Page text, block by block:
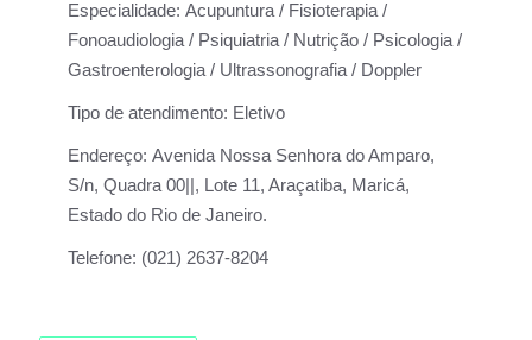
Especialidade: Acupuntura / Fisioterapia /
Fonoaudiologia / Psiquiatria / Nutrição / Psicologia /
Gastroenterologia / Ultrassonografia / Doppler
Tipo de atendimento: Eletivo
Endereço: Avenida Nossa Senhora do Amparo,
S/n, Quadra 00||, Lote 11, Araçatiba, Maricá,
Estado do Rio de Janeiro.
Telefone: (021) 2637-8204